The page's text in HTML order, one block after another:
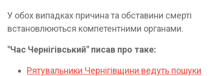
У обох випадках причина та обставини смерті
встановлюються компетентними органами.
"Час Чернігівський" писав про таке:
Рятувальники Чернігівщини ведуть пошуки